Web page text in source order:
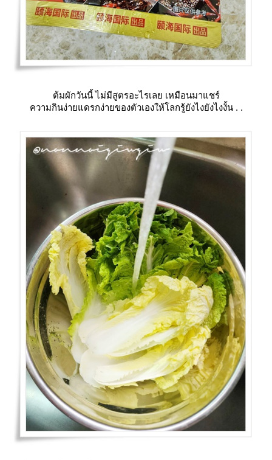
ต้มผักวันนี้ ไม่มีสูตรอะไรเลย เหมือนมาแชร์
ความกินง่ายแดรกง่ายของตัวเองให้โลกรู้ยังไงยังไงงั้น . .